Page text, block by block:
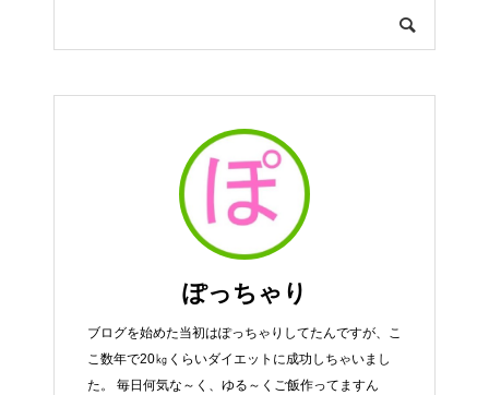
ぽっちゃり
ブログを始めた当初はぽっちゃりしてたんですが、こ
こ数年で20㎏くらいダイエットに成功しちゃいまし
た。 毎日何気な～く、ゆる～くご飯作ってますん